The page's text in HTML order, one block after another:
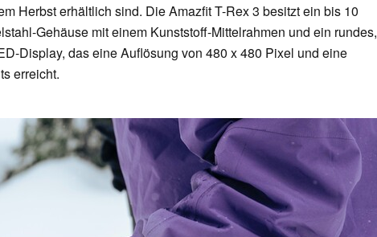
Herbst erhältlich sind. Die Amazfit T-Rex 3 besitzt ein bis 10
Gehäuse mit einem Kunststoff-Mittelrahmen und ein rundes,
Display, das eine Auflösung von 480 x 480 Pixel und eine
erreicht.